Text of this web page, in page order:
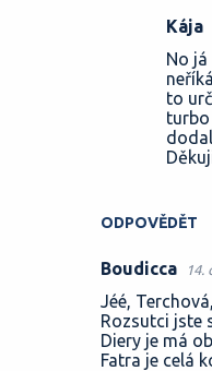
ODPOVĚDĚT
Kája
No já
to
turbo
Boudicca 14.
Jéé,
Rozsutci jste
Diery je má
Fatra je celá